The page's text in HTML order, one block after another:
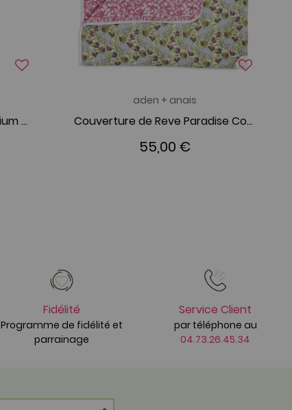
Body Manches Courtes Medium Silver Star
aden + anais
Couverture de Reve Paradise Cove
55,00 €
Fidélité
Programme de fidélité et
parrainage
Service Client
par téléphone au
04.73.26.45.34